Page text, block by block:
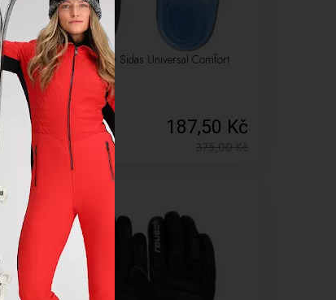
Sportovní vložky Sidas Universal Comfort
Junior 7560
187,50 Kč
375,00Kč
-50%
NOVÉ
LETNÍ VÝPRODEJ